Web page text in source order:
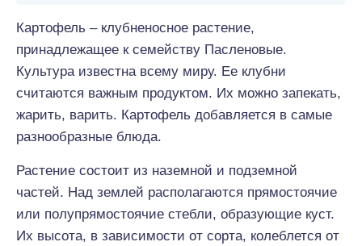
Картофель – клубненосное растение,
принадлежащее к семейству Пасленовые.
Культура известна всему миру. Ее клубни
считаются важным продуктом. Их можно запекать,
жарить, варить. Картофель добавляется в самые
разнообразные блюда.
Растение состоит из наземной и подземной
частей. Над землей располагаются прямостоячие
или полупрямостоячие стебли, образующие куст.
Их высота, в зависимости от сорта, колеблется от